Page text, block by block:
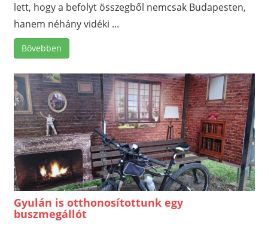
lett, hogy a befolyt összegből nemcsak Budapesten,
hanem néhány vidéki ...
Bővebben
Gyulán is otthonosítottunk egy
buszmegállót